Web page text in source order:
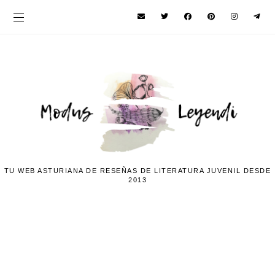
TU WEB ASTURIANA DE RESEÑAS DE LITERATURA JUVENIL DESDE
2013